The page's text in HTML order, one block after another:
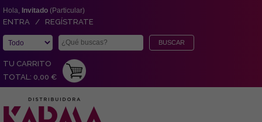
Hola, Invitado (Particular)
ENTRA / REGÍSTRATE
TU CARRITO
TOTAL: 0,00 €